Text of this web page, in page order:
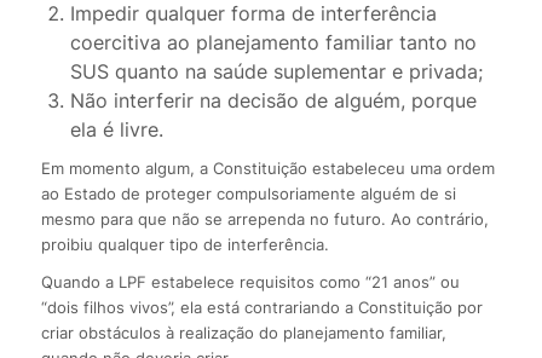
Impedir qualquer forma de interferência
coercitiva ao planejamento familiar tanto no
SUS quanto na saúde suplementar e privada;
Não interferir na decisão de alguém, porque
ela é livre.
Em momento algum, a Constituição estabeleceu uma ordem
ao Estado de proteger compulsoriamente alguém de si
mesmo para que não se arrependa no futuro. Ao contrário,
proibiu qualquer tipo de interferência.
Quando a LPF estabelece requisitos como “21 anos” ou
“dois filhos vivos”, ela está contrariando a Constituição por
criar obstáculos à realização do planejamento familiar,